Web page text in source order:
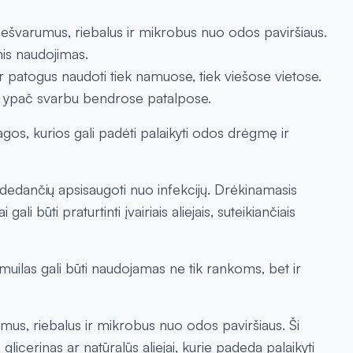
riebalus ir mikrobus nuo odos paviršiaus.
naudojimas.
naudoti tiek namuose, tiek viešose vietose.
ypač svarbu bendrose patalpose.
kurios gali padėti palaikyti odos drėgmę ir
apsisaugoti nuo infekcijų. Drėkinamasis
gali būti praturtinti įvairiais aliejais, suteikiančiais
gali būti naudojamas ne tik rankoms, bet ir
riebalus ir mikrobus nuo odos paviršiaus. Ši
ar natūralūs aliejai, kurie padeda palaikyti